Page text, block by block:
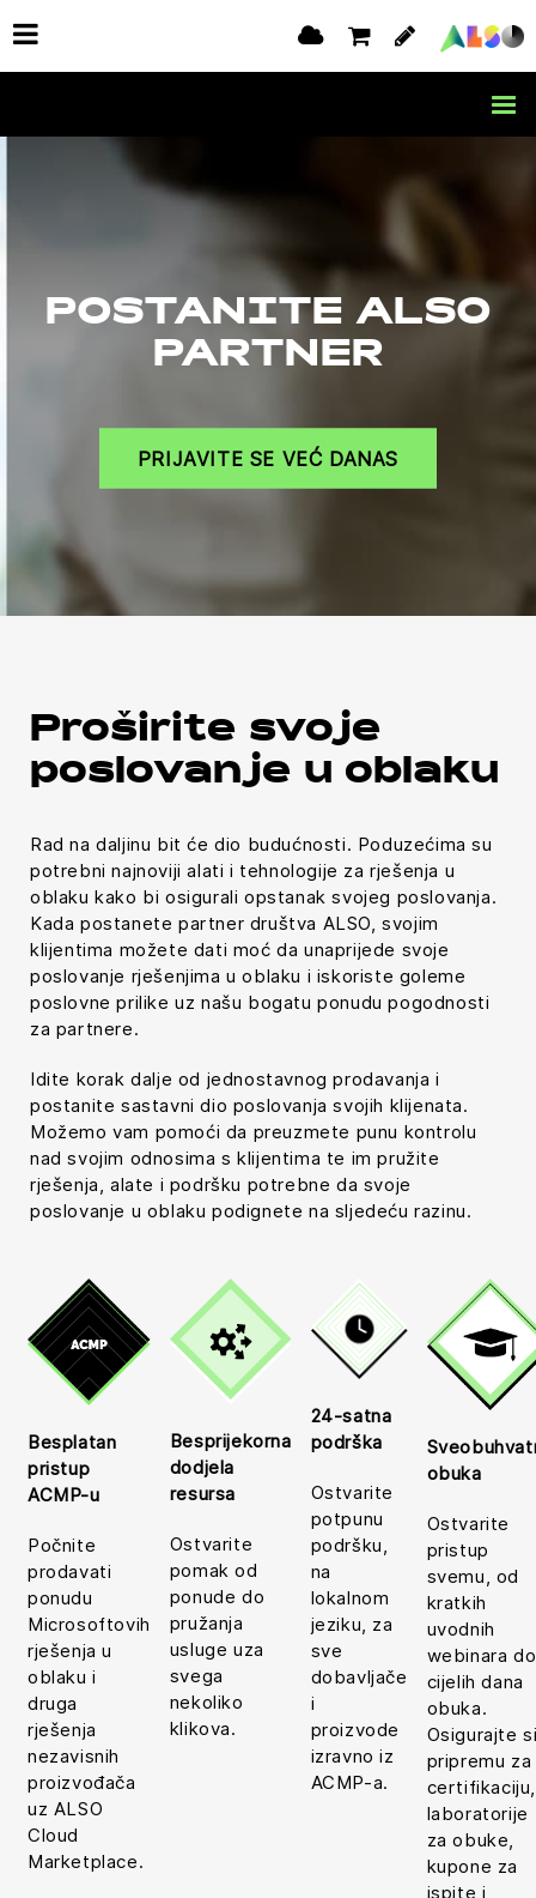
POSTANITE ALSO
PARTNER
PRIJAVITE SE VEĆ DANAS
Proširite svoje
poslovanje u oblaku
Rad na daljinu bit će dio budućnosti. Poduzećima su
potrebni najnoviji alati i tehnologije za rješenja u
oblaku kako bi osigurali opstanak svojeg poslovanja.
Kada postanete partner društva ALSO, svojim
klijentima možete dati moć da unaprijede svoje
poslovanje rješenjima u oblaku i iskoriste goleme
poslovne prilike uz našu bogatu ponudu pogodnosti
za partnere.
Idite korak dalje od jednostavnog prodavanja i
postanite sastavni dio poslovanja svojih klijenata.
Možemo vam pomoći da preuzmete punu kontrolu
nad svojim odnosima s klijentima te im pružite
rješenja, alate i podršku potrebne da svoje
poslovanje u oblaku podignete na sljedeću razinu.
Besplatan
pristup
ACMP-u
Počnite
prodavati
ponudu
Microsoftovih
rješenja u
oblaku i
druga
rješenja
nezavisnih
proizvođača
uz ALSO
Cloud
Marketplace.
Besprijekorna
dodjela
resursa
Ostvarite
pomak od
ponude do
pružanja
usluge uza
svega
nekoliko
klikova.
24-satna
podrška
Ostvarite
potpunu
podršku,
na
lokalnom
jeziku, za
sve
dobavljače
i
proizvode
izravno iz
ACMP-a.
obuka
Ostvarite
pristup
svemu, od
kratkih
uvodnih
webinara do
cijelih dana
obuka.
Osigurajte
pripremu za
certifikaciju,
laboratorije
za obuke,
kupone za
ispite i